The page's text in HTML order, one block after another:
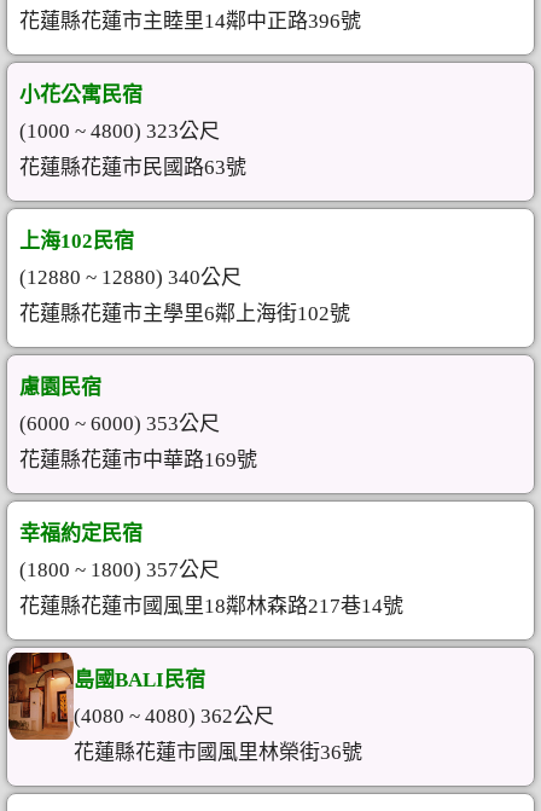
花蓮縣花蓮市主睦里14鄰中正路396號
小花公寓民宿
(1000 ~ 4800) 323公尺
花蓮縣花蓮市民國路63號
上海102民宿
(12880 ~ 12880) 340公尺
花蓮縣花蓮市主學里6鄰上海街102號
慮園民宿
(6000 ~ 6000) 353公尺
花蓮縣花蓮市中華路169號
幸福約定民宿
(1800 ~ 1800) 357公尺
花蓮縣花蓮市國風里18鄰林森路217巷14號
島國BALI民宿
(4080 ~ 4080) 362公尺
花蓮縣花蓮市國風里林榮街36號